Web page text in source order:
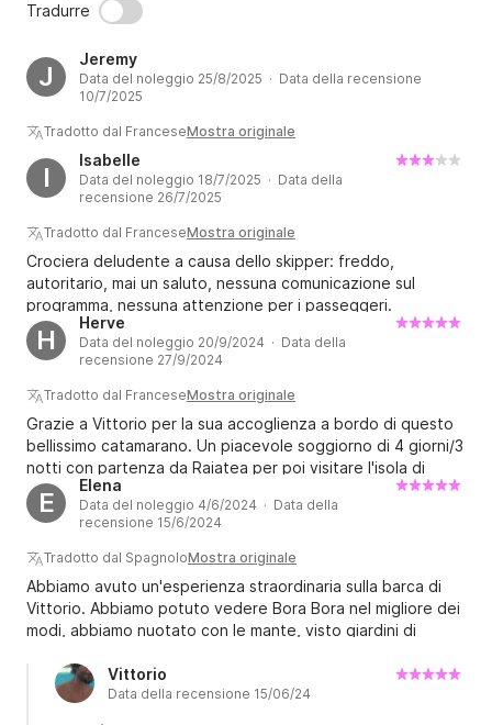
Tradurre
J
Jeremy
Data del noleggio 25/8/2025 · Data della recensione
10/7/2025
Tradotto dal FranceseMostra originale
I
Isabelle
Data del noleggio 18/7/2025 · Data della
recensione 26/7/2025
Tradotto dal FranceseMostra originale
Crociera deludente a causa dello skipper: freddo,
autoritario, mai un saluto, nessuna comunicazione sul
programma, nessuna attenzione per i passeggeri.
Atmosfera tesa a bordo. Per fortuna, la hostess Concuelo
è stata meravigliosa: cordiale, attenta, cibo eccellente e
ottima comunicazione. Senza di lei, l'esperienza sarebbe
stata davvero negativa. Non consiglio questo skipper.
H
Herve
Data del noleggio 20/9/2024 · Data della
recensione 27/9/2024
Tradotto dal FranceseMostra originale
Grazie a Vittorio per la sua accoglienza a bordo di questo
bellissimo catamarano. Un piacevole soggiorno di 4 giorni/3
notti con partenza da Raiatea per poi visitare l'isola di
Tahaa in compagnia del figlio Tomy e del suo cagnolino
Tupa. Una vera mascotte, questo cagnolino che non ha
paura di salire sulla pagaia con te. Vittorio ha preparato per
noi pasti deliziosi e di alta qualità ogni giorno (cucina
polinesiana e italiana). Visita alla fattoria delle perle e alla
fabbrica di rum. Snorkeling nel giardino dei coralli Grazie
per questo soggiorno in catamarano in queste isole
paradisiache.
E
Elena
Data del noleggio 4/6/2024 · Data della
recensione 15/6/2024
Tradotto dal SpagnoloMostra originale
Abbiamo avuto un'esperienza straordinaria sulla barca di
Vittorio. Abbiamo potuto vedere Bora Bora nel migliore dei
modi, abbiamo nuotato con le mante, visto giardini di
preparato un pasto delizioso ogni giorno! Lo consigliamo al
100%!!!
Vittorio
Data della recensione 15/06/24